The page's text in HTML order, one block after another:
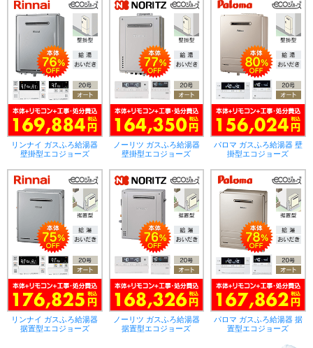
リンナイ ガスふろ給湯器
壁掛型エコジョーズ
ノーリツ ガスふろ給湯器
壁掛型エコジョーズ
パロマ ガスふろ給湯器 壁
掛型エコジョーズ
リンナイ ガスふろ給湯器
据置型エコジョーズ
ノーリツ ガスふろ給湯器
据置型エコジョーズ
パロマ ガスふろ給湯器 据
置型エコジョーズ